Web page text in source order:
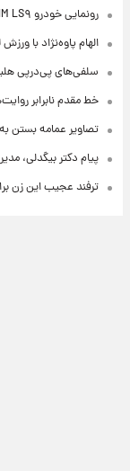
رونمایی خودرو IM LS۹ توسط نیکا موتور ، لوکس ترین شاسی بلند EREV در ایران
الهام پاوه‌نژاد با
سلفی‌های پی‌درپی
خط مقدم نابرابر
تصاویر عمامه بستن
پیام دکتر بیگدلی،
ترفند عجیب این زن